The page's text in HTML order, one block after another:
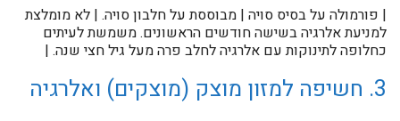
| פורמולה על בסיס סויה | מבוססת על חלבון סויה. | לא מומלצת
למניעת אלרגיה בשישה חודשים הראשונים. משמשת לעיתים
כחלופה לתינוקות עם אלרגיה לחלב פרה מעל גיל חצי שנה. |
3. חשיפה למזון מוצק (מוצקים) ואלרגיה